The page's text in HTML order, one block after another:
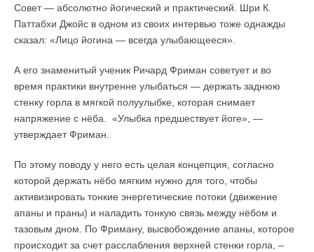
Совет — абсолютно йогический и практический. Шри К.
Паттабхи Джойс в одном из своих интервью тоже однажды
сказал: «Лицо йогина — всегда улыбающееся».
А его знаменитый ученик Ричард Фриман советует и во
время практики внутренне улыбаться — держать заднюю
стенку горла в мягкой полуулыбке, которая снимает
напряжение с нёба. «Улыбка предшествует йоге», —
утверждает Фриман.
По этому поводу у него есть целая концепция, согласно
которой держать нёбо мягким нужно для того, чтобы
активизировать тонкие энергетические потоки (движение
апаны и праны) и наладить тонкую связь между нёбом и
тазовым дном. По Фриману, высвобождение апаны, которое
происходит за счет расслабления верхней стенки горла, –